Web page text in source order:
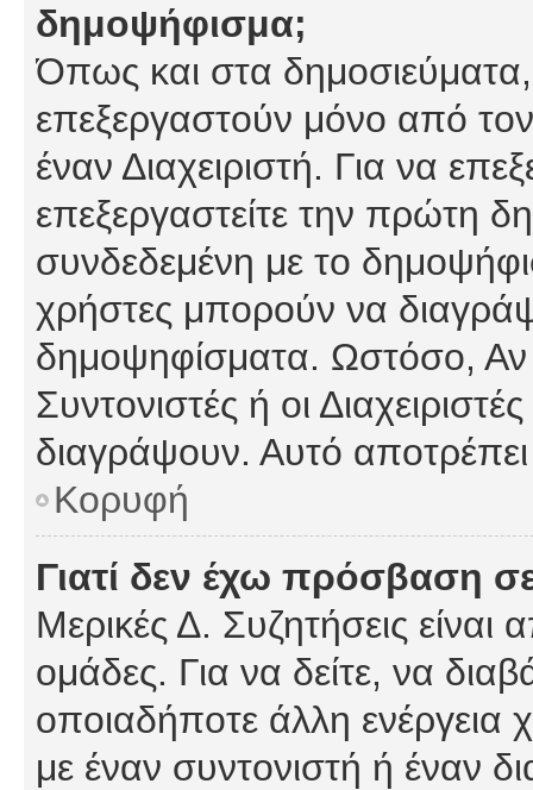
δημοψήφισμα;
Όπως και στα
επεξεργαστούν μόνο από
έναν Διαχειριστή. Για να
επεξεργαστείτε την πρώτη
συνδεδεμένη με το
χρήστες μπορούν να
δημοψηφίσματα. Ωστόσο, Αν
Συντονιστές ή οι
διαγράψουν. Αυτό
Κορυφή
Γιατί δεν έχω πρόσβαση
Μερικές Δ. Συζητήσεις είναι
ομάδες. Για να δείτε, να
οποιαδήποτε άλλη ενέργεια
με έναν συντονιστή ή έναν